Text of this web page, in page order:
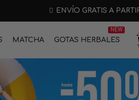
ENVÍO GRATIS A
MATCHA
NEW
GOTAS HERBALES